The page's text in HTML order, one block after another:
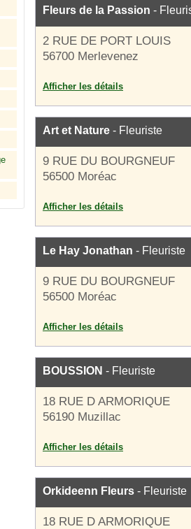
Fleurs de la Passion -
2 RUE DE PORT LOUIS
56700 Merlevenez
Afficher les détails
Art et Nature - Fleuriste
9 RUE DU BOURGNEUF
56500 Moréac
Afficher les détails
Le Hay Jonathan - Fleuriste
9 RUE DU BOURGNEUF
56500 Moréac
Afficher les détails
BOUSSION - Fleuriste
18 RUE D ARMORIQUE
56190 Muzillac
Afficher les détails
Orkideenn Fleurs - Fleuriste
18 RUE D ARMORIQUE